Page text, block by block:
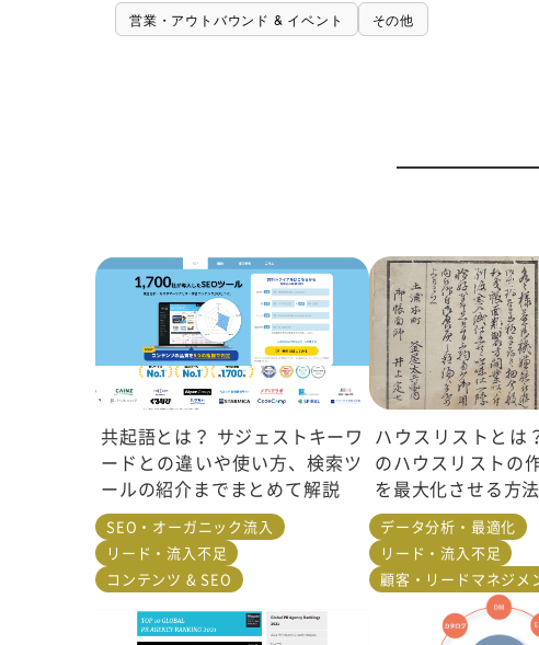
営業・アウトバウンド & イベント その他
共起語とは？ サジェストキーワ
ードとの違いや使い方、検索ツ
ールの紹介までまとめて解説
SEO・オーガニック流入
リード・流入不足
コンテンツ & SEO
ハウスリストとは
のハウスリストの
を最大化させる方法
データ分析・最適化
リード・流入不足
顧客・リードマネジメ